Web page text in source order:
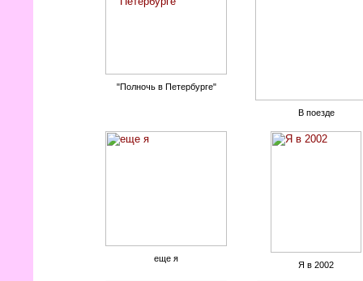
"Полночь в Петербурге"
В поезде
еще я
Я в 2002